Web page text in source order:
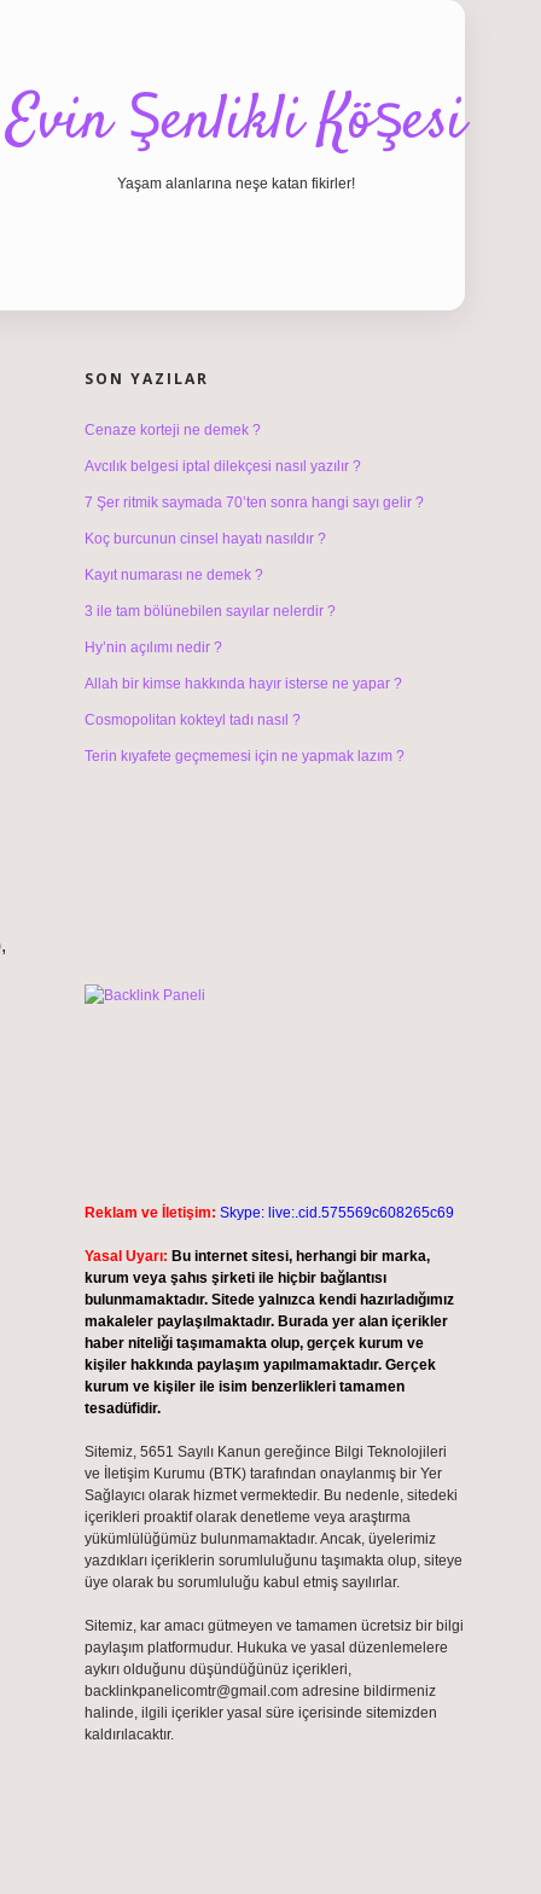
Evin Şenlikli Köşesi
Yaşam alanlarına neşe katan fikirler!
SON YAZILAR
Cenaze korteji ne demek ?
Avcılık belgesi iptal dilekçesi nasıl yazılır ?
7 Şer ritmik saymada 70’ten sonra hangi sayı gelir ?
Koç burcunun cinsel hayatı nasıldır ?
Kayıt numarası ne demek ?
3 ile tam bölünebilen sayılar nelerdir ?
Hy’nin açılımı nedir ?
Allah bir kimse hakkında hayır isterse ne yapar ?
Cosmopolitan kokteyl tadı nasıl ?
Terin kıyafete geçmemesi için ne yapmak lazım ?
Reklam ve İletişim: Skype: live:.cid.575569c608265c69
Yasal Uyarı: Bu internet sitesi, herhangi bir marka,
kurum veya şahıs şirketi ile hiçbir bağlantısı
bulunmamaktadır. Sitede yalnızca kendi hazırladığımız
makaleler paylaşılmaktadır. Burada yer alan içerikler
haber niteliği taşımamakta olup, gerçek kurum ve
kişiler hakkında paylaşım yapılmamaktadır. Gerçek
kurum ve kişiler ile isim benzerlikleri tamamen
tesadüfidir.
Sitemiz, 5651 Sayılı Kanun gereğince Bilgi Teknolojileri
ve İletişim Kurumu (BTK) tarafından onaylanmış bir Yer
Sağlayıcı olarak hizmet vermektedir. Bu nedenle, sitedeki
içerikleri proaktif olarak denetleme veya araştırma
yükümlülüğümüz bulunmamaktadır. Ancak, üyelerimiz
yazdıkları içeriklerin sorumluluğunu taşımakta olup, siteye
üye olarak bu sorumluluğu kabul etmiş sayılırlar.
Sitemiz, kar amacı gütmeyen ve tamamen ücretsiz bir bilgi
paylaşım platformudur. Hukuka ve yasal düzenlemelere
aykırı olduğunu düşündüğünüz içerikleri,
backlinkpanelicomtr@gmail.comadresine bildirmeniz
halinde, ilgili içerikler yasal süre içerisinde sitemizden
kaldırılacaktır.